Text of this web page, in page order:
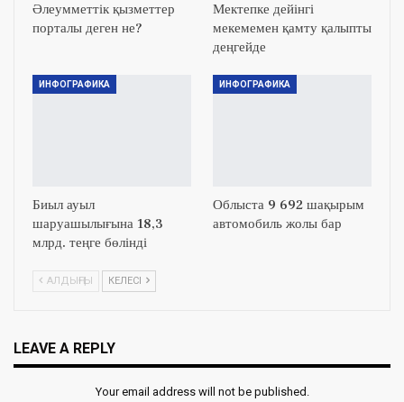
Әлеумметтік қызметтер
порталы деген не?
Мектепке дейінгі
мекемемен қамту қалыпты
деңгейде
ИНФОГРАФИКА
Биыл ауыл
шаруашылығына 18,3
млрд. теңге бөлінді
ИНФОГРАФИКА
Облыста 9 692 шақырым
автомобиль жолы бар
АЛДЫҢҒЫ КЕЛЕСІ
LEAVE A REPLY
Your email address will not be published.